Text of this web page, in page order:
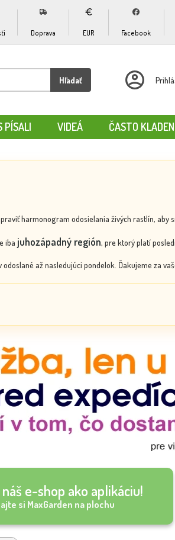
Doprava EUR Facebook
Hľadať
PÍSALI VIDEÁ ČASTO
harmonogram odosielania živých rastlín, aby
iba juhozápadný región, pre ktorý platí
až nasledujúci pondelok. Ďakujeme za
e-shop ako aplikáciu!
si MaxGarden na plochu